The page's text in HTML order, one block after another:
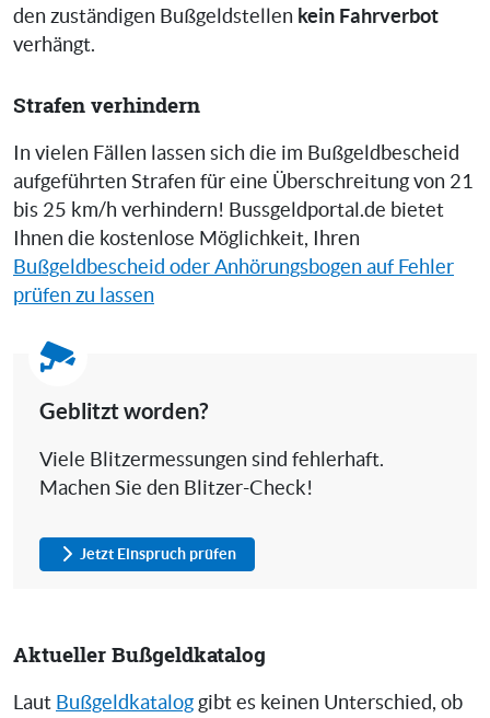
den zuständigen Bußgeldstellen kein Fahrverbot
verhängt.
Strafen verhindern
In vielen Fällen lassen sich die im Bußgeldbescheid
aufgeführten Strafen für eine Überschreitung von 21
bis 25 km/h verhindern! Bussgeldportal.de bietet
Ihnen die kostenlose Möglichkeit, Ihren
Bußgeldbescheid oder Anhörungsbogen auf Fehler
prüfen zu lassen
Geblitzt worden?
Viele Blitzermessungen sind fehlerhaft.
Machen Sie den Blitzer-Check!
Jetzt Einspruch prüfen
Aktueller Bußgeldkatalog
Laut Bußgeldkatalog gibt es keinen Unterschied, ob